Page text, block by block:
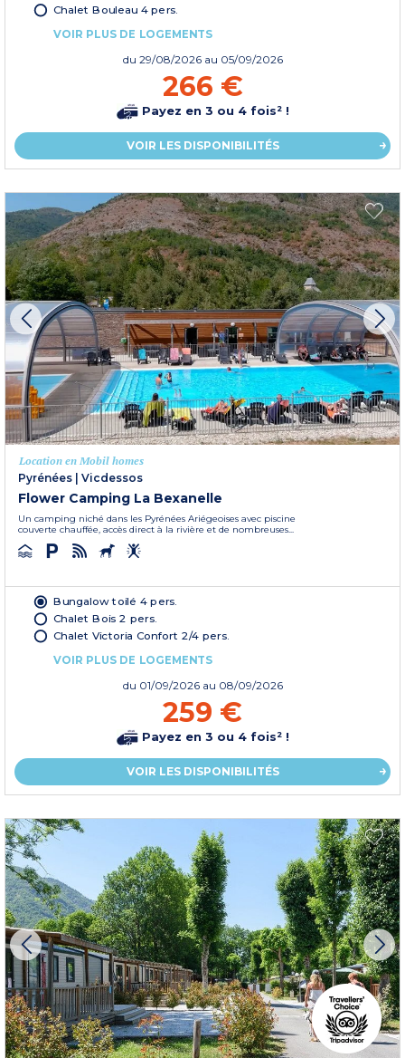
Chalet Bouleau 4 pers.
VOIR PLUS DE LOGEMENTS
du 29/08/2026 au 05/09/2026
266 €
Payez en 3 ou 4 fois² !
VOIR LES DISPONIBILITÉS
Location en Mobil homes
Pyrénées
Vicdessos
Flower Camping La Bexanelle
Un camping niché dans les Pyrénées Ariégeoises avec piscine
couverte chauffée, accès direct à la rivière et de nombreuses...
Bungalow toilé 4 pers.
Chalet Bois 2 pers.
Chalet Victoria Confort 2/4 pers.
VOIR PLUS DE LOGEMENTS
du 01/09/2026 au 08/09/2026
259 €
Payez en 3 ou 4 fois² !
VOIR LES DISPONIBILITÉS